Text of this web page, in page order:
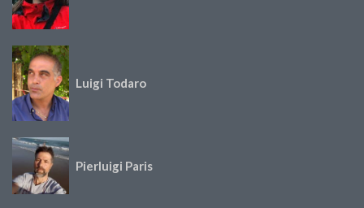
Luigi Todaro
Pierluigi Paris